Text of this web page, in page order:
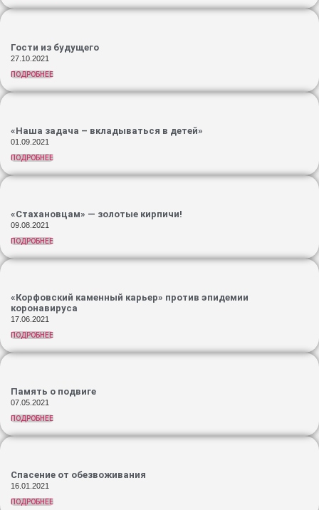
Гости из будущего
27.10.2021
ПОДРОБНЕЕ
«Наша задача – вкладываться в детей»
01.09.2021
ПОДРОБНЕЕ
«Стахановцам» — золотые кирпичи!
09.08.2021
ПОДРОБНЕЕ
«Корфовский каменный карьер» против эпидемии
коронавируса
17.06.2021
ПОДРОБНЕЕ
Память о подвиге
07.05.2021
ПОДРОБНЕЕ
Спасение от обезвоживания
16.01.2021
ПОДРОБНЕЕ